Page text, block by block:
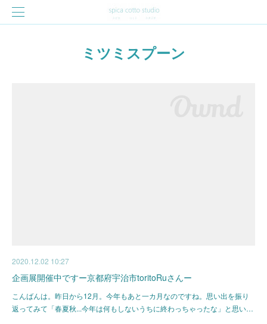
ミツミスプーン
2020.12.02 10:27
企画展開催中ですー京都府宇治市toritoRuさんー
こんばんは。昨日から12月。今年もあと一カ月なのですね。思い出を振り
返ってみて「春夏秋...今年は何もしないうちに終わっちゃったな」と思い…